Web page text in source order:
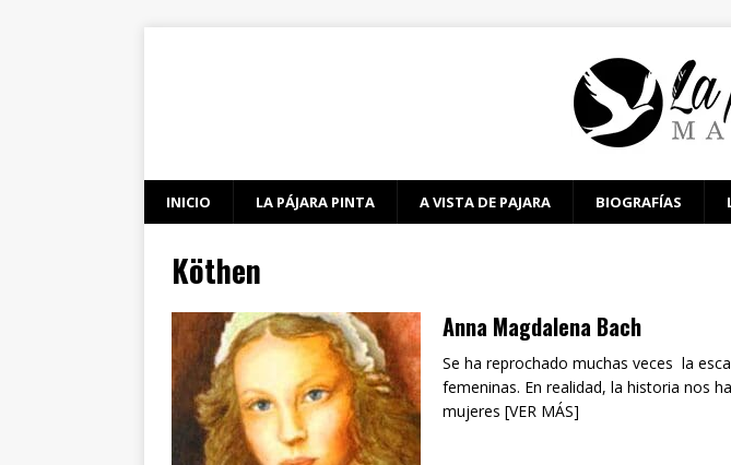
INICIO LA PÁJARA PINTA A VISTA DE PAJARA BIOGRAFÍAS
Köthen
Anna Magdalena Bach
Se ha reprochado muchas veces la
femeninas. En realidad, la historia nos
mujeres [VER MÁS]